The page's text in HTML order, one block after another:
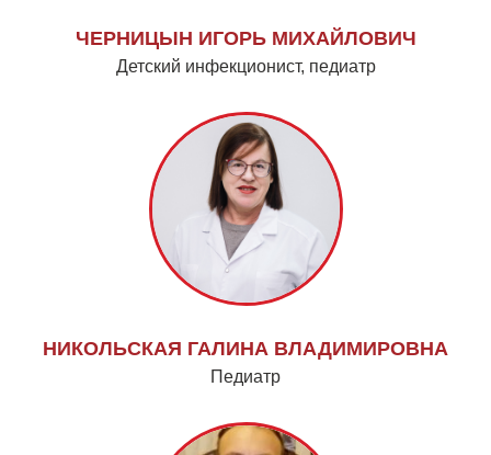
ЧЕРНИЦЫН ИГОРЬ МИХАЙЛОВИЧ
Детский инфекционист, педиатр
НИКОЛЬСКАЯ ГАЛИНА ВЛАДИМИРОВНА
Педиатр